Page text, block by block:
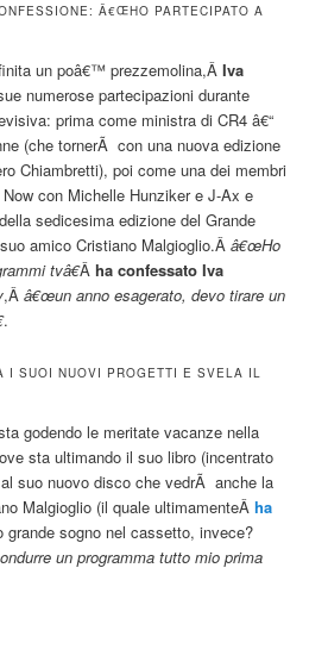
Â€ŒHO PARTECIPATO A
un poâ€™ prezzemolina,ÂIva
numerose partecipazioni durante
prima come ministra di CR4 â€“
(che tornerÃ con una nuova edizione
Chiambretti), poi come una dei membri
con Michelle Hunziker e J-Ax e
sedicesima edizione del Grande
amico Cristiano Malgioglio.Ââ€œHo
tvâ€Âha confessato Iva
,Ââ€œun anno esagerato, devo tirare un
.
I SUOI NUOVI PROGETTI E SVELA IL
godendo le meritate vacanze nella
sta ultimando il suo libro (incentrato
suo nuovo disco che vedrÃ anche la
Malgioglio (il quale ultimamenteÂha
grande sogno nel cassetto, invece?
un programma tutto mio prima